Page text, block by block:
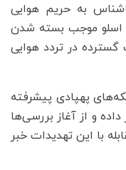
به حریم هوایی
اسلو موجب بسته شدن
گسترده در تردد هوایی
پهپادی پیشرفته
و از آغاز بررسی‌ها
با این تهدیدات خبر